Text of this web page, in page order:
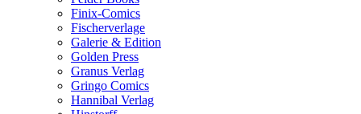
Finix-Comics
Fischerverlage
Galerie & Edition
Golden Press
Granus Verlag
Gringo Comics
Hannibal Verlag